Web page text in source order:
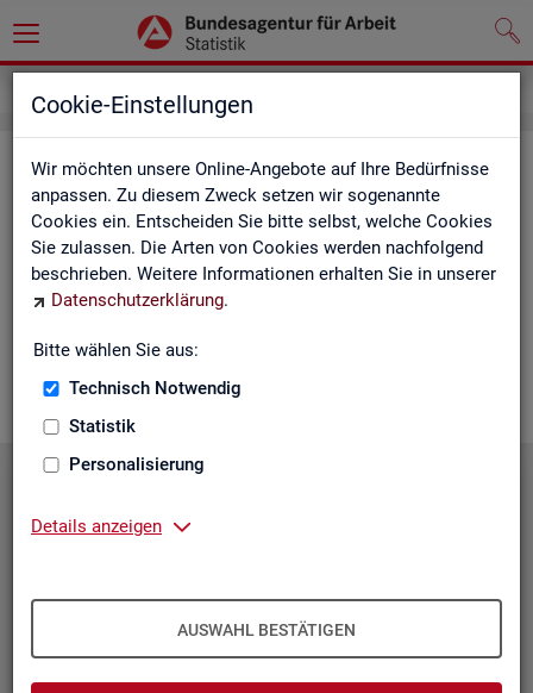
Cookie-Einstellungen
Wir möchten unsere Online-Angebote auf Ihre Bedürfnisse
anpassen. Zu diesem Zweck setzen wir sogenannte
Cookies ein. Entscheiden Sie bitte selbst, welche Cookies
Sie zulassen. Die Arten von Cookies werden nachfolgend
beschrieben. Weitere Informationen erhalten Sie in unserer
Datenschutzerklärung.
Bitte wählen Sie aus:
Technisch Notwendig
Statistik
Personalisierung
Details anzeigen
AUSWAHL BESTÄTIGEN
Sta­tis­ti­ken nach Re­gio­nen
Auf den fol­gen­den Sei­ten fin­den Sie Land­kar­ten und Ta­bel­len
mit den wich­tigs­ten ak­tu­el­len Eck­wer­ten zum Ar­beits- und
Aus­bil­dungs­markt. Über die Land­kar­ten ge­lan­gen Sie zu den
ent­spre­chen­den Zah­len für die von Ihnen ge­wünsch­te Re­gi­on.
grund-In­for­ma­tio­nen zu den re­gio­na­len Glie­de­run­gen zu­sam­
men­ge­stellt.
Bund, Län­der und Krei­se